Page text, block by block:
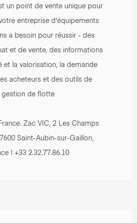
un point de vente unique pour
entreprise d'équipements
a besoin pour réussir - des
et de vente, des informations
et la valorisation, la demande
acheteurs et des outils de
gestion de flotte
Zac VIC, 2 Les Champs
Saint-Aubin-sur-Gaillon,
| +33 2.32.77.86.10